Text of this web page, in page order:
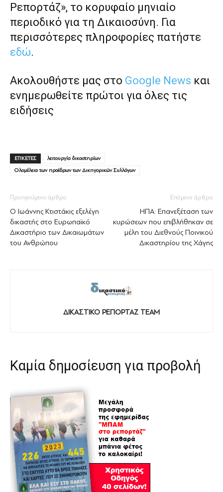
Ρεπορτάζ», το κορυφαίο μηνιαίο
περιοδικό για τη Δικαιοσύνη. Για
περισσότερες πληροφορίες πατήστε
εδώ.
Ακολουθήστε μας στο Google News και
ενημερωθείτε πρώτοι για όλες τις
ειδήσεις
ΕΤΙΚΕΤΕΣ
λειτουργία δικαστηρίων
Ολομέλεια των προέδρων των Δικηγορικών Συλλόγων
Προηγούμενο άρθρο
Ο Ιωάννης Κτιστάκις εξελέγη
δικαστής στο Ευρωπαϊκό
Δικαστήριο των Δικαιωμάτων
του Ανθρώπου
Επόμενο άρθρο
ΗΠΑ: Επανεξέταση των
κυρώσεων που επιβλήθηκαν σε
μέλη του Διεθνούς Ποινικού
Δικαστηρίου της Χάγης
ΔΙΚΑΣΤΙΚΟ ΡΕΠΟΡΤΑΖ TEAM
Καμία δημοσίευση για προβολή